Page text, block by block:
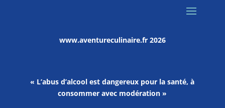
www.aventureculinaire.fr2026
« L’abus d’alcool est dangereux pour la santé, à
consommer avec modération »